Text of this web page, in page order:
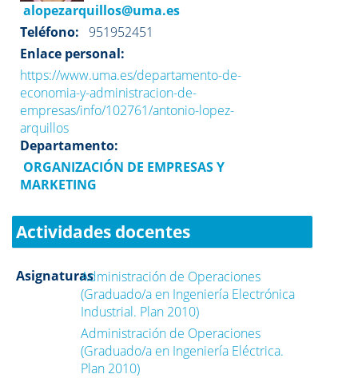
alopezarquillos@uma.es
Teléfono: 951952451
Enlace personal:
https://www.uma.es/departamento-de-
economia-y-administracion-de-
empresas/info/102761/antonio-lopez-
arquillos
Departamento:
ORGANIZACIÓN DE EMPRESAS Y
MARKETING
Actividades docentes
AsignaturasAdministración de Operaciones
(Graduado/a en Ingeniería Electrónica
Industrial. Plan 2010)
Administración de Operaciones
(Graduado/a en Ingeniería Eléctrica.
Plan 2010)